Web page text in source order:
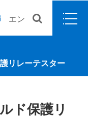
エン
リレーテスター
ド保護リ